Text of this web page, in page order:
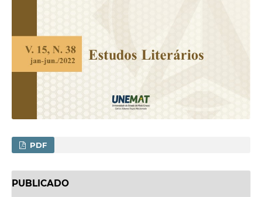
PDF
PUBLICADO